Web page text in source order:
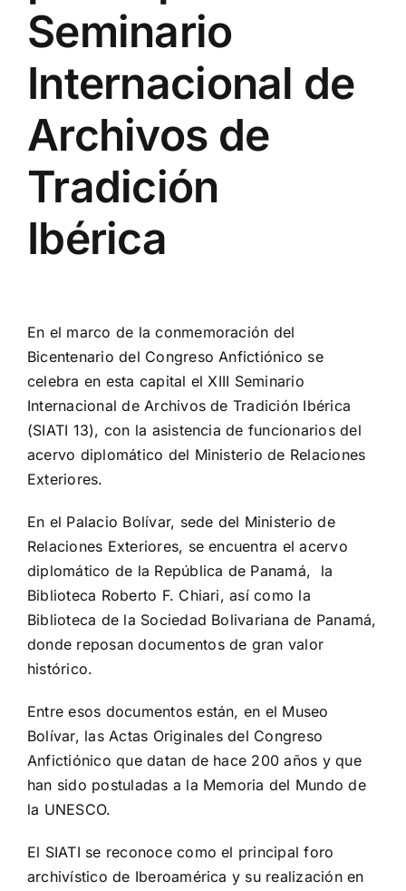
Seminario
Internacional de
Archivos de
Tradición
Ibérica
Larger
Image
En el marco de la conmemoración del
Bicentenario del Congreso Anfictiónico se
celebra en esta capital el XIII Seminario
Internacional de Archivos de Tradición Ibérica
(SIATI 13), con la asistencia de funcionarios del
acervo diplomático del Ministerio de Relaciones
Exteriores.
En el Palacio Bolívar, sede del Ministerio de
Relaciones Exteriores, se encuentra el acervo
diplomático de la República de Panamá, la
Biblioteca Roberto F. Chiari, así como la
Biblioteca de la Sociedad Bolivariana de Panamá,
donde reposan documentos de gran valor
histórico.
Entre esos documentos están, en el Museo
Bolívar, las Actas Originales del Congreso
Anfictiónico que datan de hace 200 años y que
han sido postuladas a la Memoria del Mundo de
la UNESCO.
El SIATI se reconoce como el principal foro
archivístico de Iberoamérica y su realización en